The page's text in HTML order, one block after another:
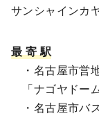
サンシャインカ
最 寄 駅
・名古屋市営
「ナゴヤドー
・名古屋市バ